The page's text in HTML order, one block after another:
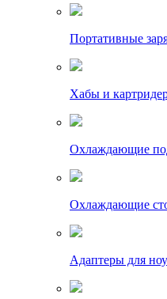
Портативные
Хабы и
Охлаждающие
Охлаждающие
Адаптеры для